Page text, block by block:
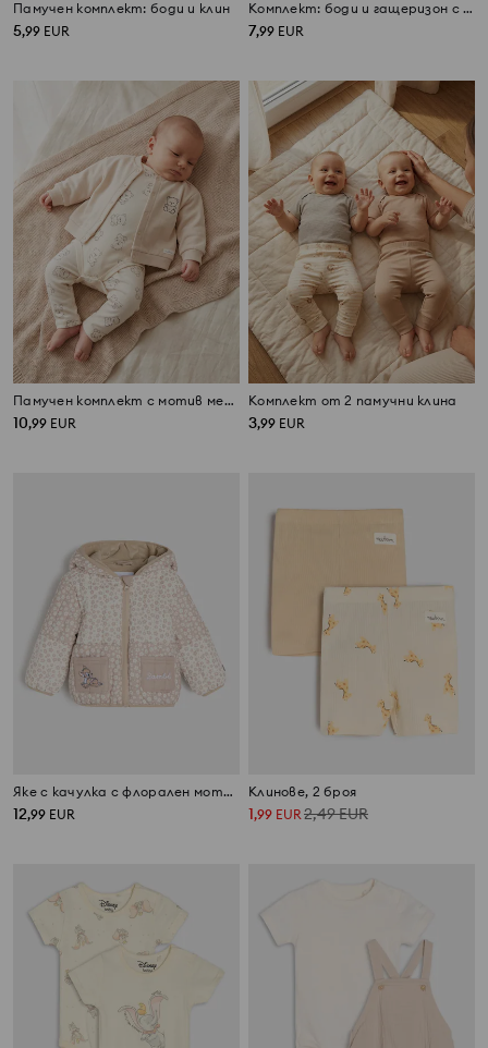
Памучен комплект: боди и клин
5,99 EUR
Комплект: боди и гащеризон с презрамки
7,99 EUR
Памучен комплект с мотив мечета 4 pack
10,99 EUR
Комплект от 2 памучни клина
3,99 EUR
Яке с качулка с флорален мотив и бродерия Bambi
12,99 EUR
Клинове, 2 броя
1,99 EUR2,49EUR